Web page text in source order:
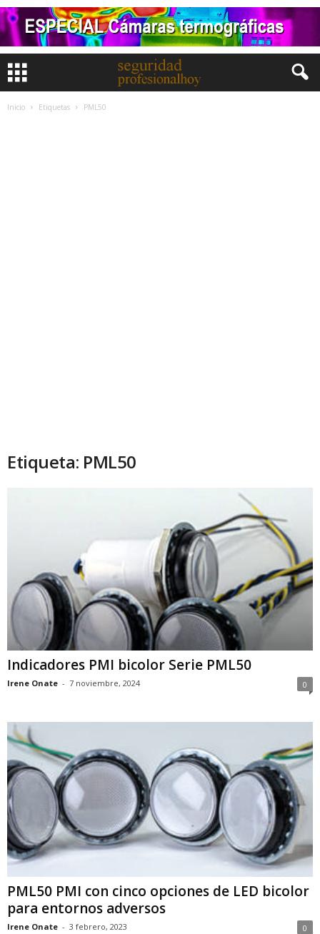
Inicio Etiquetas PML50
Etiqueta: PML50
Indicadores PMI bicolor Serie PML50
Irene Onate - 7 noviembre, 2024 0
PML50 PMI con cinco opciones de LED bicolor
para entornos adversos
Irene Onate - 3 febrero, 2023 0